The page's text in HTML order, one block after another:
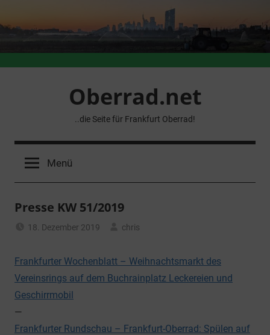
Inhalt
springen
Oberrad.net
..die Seite für Frankfurt Oberrad!
Menü
Presse KW 51/2019
18. Dezember 2019
chris
Frankfurter Wochenblatt – Weihnachtsmarkt des
Vereinsrings auf dem Buchrainplatz Leckereien und
Geschirrmobil
—
Frankfurter Rundschau – Frankfurt-Oberrad: Spülen auf